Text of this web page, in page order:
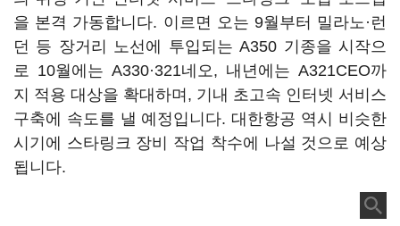
을 본격 가동합니다. 이르면 오는 9월부터 밀라노·런
던 등 장거리 노선에 투입되는 A350 기종을 시작으
로 10월에는 A330·321네오, 내년에는 A321CEO까
지 적용 대상을 확대하며, 기내 초고속 인터넷 서비스
구축에 속도를 낼 예정입니다. 대한항공 역시 비슷한
시기에 스타링크 장비 작업 착수에 나설 것으로 예상
됩니다.